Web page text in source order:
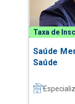
Taxa de
Saúde
Saúde